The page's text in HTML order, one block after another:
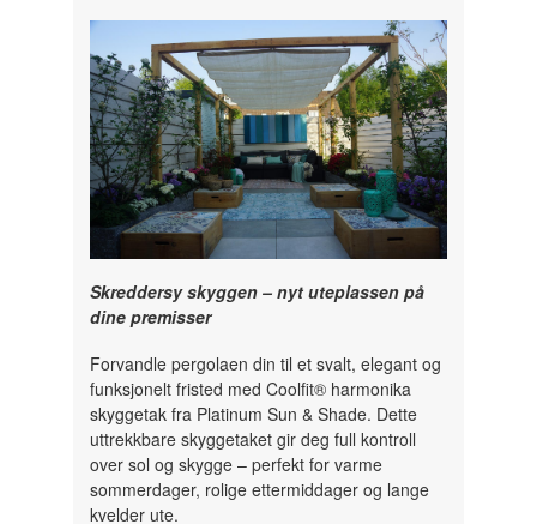
Skreddersy skyggen – nyt uteplassen på
dine premisser
Forvandle pergolaen din til et svalt, elegant og
funksjonelt fristed med Coolfit® harmonika
skyggetak fra Platinum Sun & Shade. Dette
uttrekkbare skyggetaket gir deg full kontroll
over sol og skygge – perfekt for varme
sommerdager, rolige ettermiddager og lange
kvelder ute.